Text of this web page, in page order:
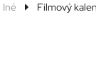
Iné Filmový